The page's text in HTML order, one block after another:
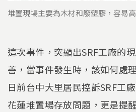
堆置現場主要為木材和廢塑膠，容易
這次事件，突顯出SRF工廠的
善，當事件發生時，該如何處
日前台中大里居民控訴SRF工
花蓮堆置場存放問題，更是提